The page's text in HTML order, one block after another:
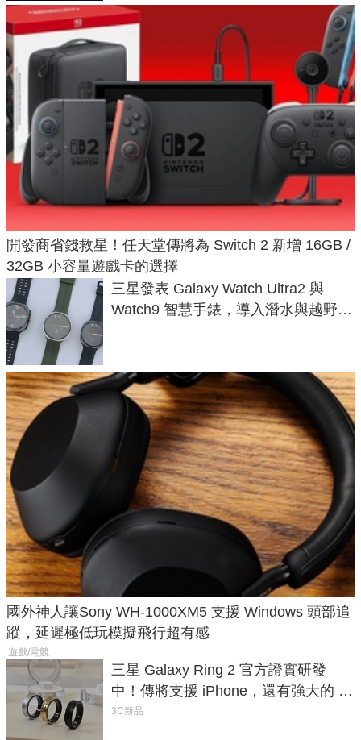
開發商省錢救星！任天堂傳將為 Switch 2 新增 16GB /
32GB 小容量遊戲卡的選擇
三星發表 Galaxy Watch Ultra2 與
Watch9 智慧手錶，導入潛水與越野跑
國外神人讓Sony WH-1000XM5 支援 Windows 頭部追
蹤，延遲極低玩模擬飛行超有感
遊戲/電競
三星 Galaxy Ring 2 官方證實研發
中！傳將支援 iPhone，還有強大的 AI
與智慧家電連動功能
3C新品